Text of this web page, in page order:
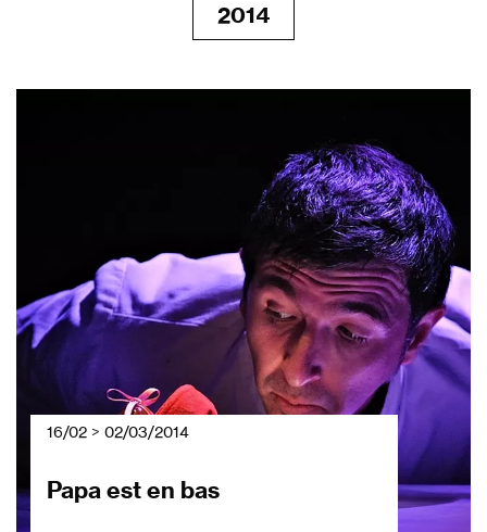
2014
16/02 > 02/03/2014
Papa est en bas